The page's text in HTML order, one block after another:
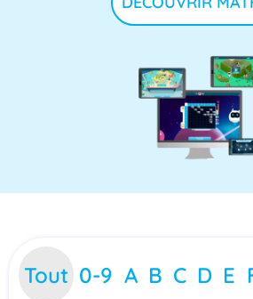
Tout 0-9 A B C D E